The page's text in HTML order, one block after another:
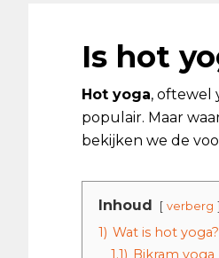
Is hot
Hot yoga, oftewel
populair. Maar
bekijken we de
Inhoud verberg
1) Wat is hot yoga?
1.1) Bikram yoga